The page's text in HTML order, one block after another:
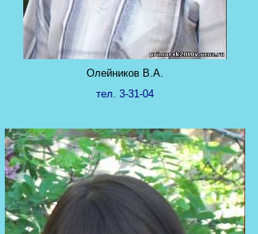
Олейников В.А.
тел. 3-31-04